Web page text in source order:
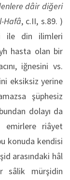
dâir diğeri
Hafâ, c.II, s.89. )
ile din ilimleri
hasta olan bir
iğnesini vs.
eksiksiz yerine
şüphesiz
dolayı da
emirlere riâyet
konuda kendisi
arasındaki hâl
sâlik mürşidin